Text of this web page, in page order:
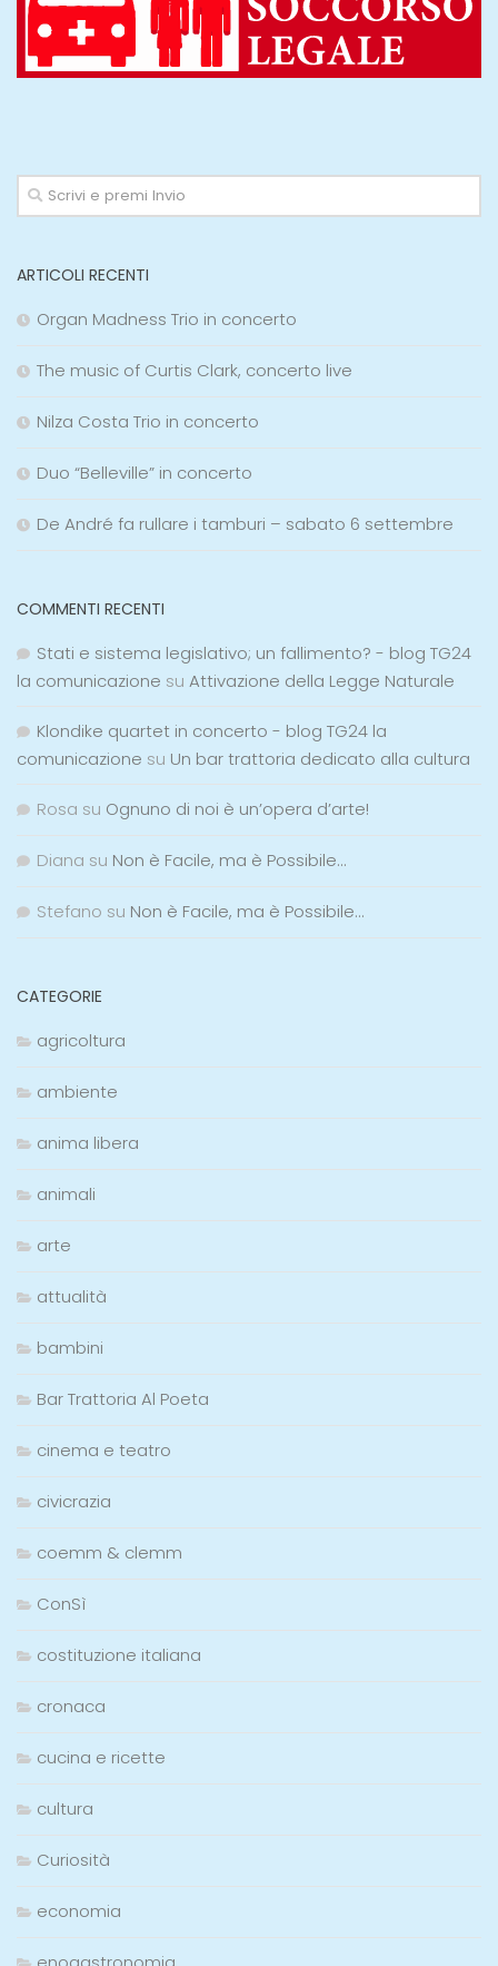
ARTICOLI RECENTI
Organ Madness Trio in concerto
The music of Curtis Clark, concerto live
Nilza Costa Trio in concerto
Duo “Belleville” in concerto
De André fa rullare i tamburi – sabato 6 settembre
COMMENTI RECENTI
Stati e sistema legislativo; un fallimento? - blog TG24
la comunicazione su Attivazione della Legge Naturale
Klondike quartet in concerto - blog TG24 la
comunicazione su Un bar trattoria dedicato alla cultura
Rosa su Ognuno di noi è un’opera d’arte!
Diana su Non è Facile, ma è Possibile…
Stefano su Non è Facile, ma è Possibile…
CATEGORIE
agricoltura
ambiente
anima libera
animali
arte
attualità
bambini
Bar Trattoria Al Poeta
cinema e teatro
civicrazia
coemm & clemm
ConSì
costituzione italiana
cronaca
cucina e ricette
cultura
Curiosità
economia